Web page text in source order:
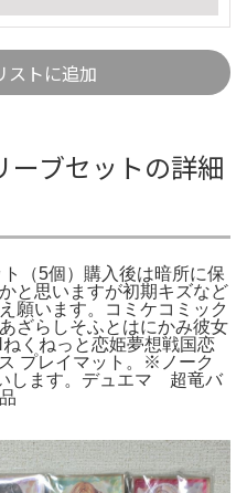
ストに追加
ーブセットの詳細
（5個）購入後は暗所に保
と思いますが初期キズなど
願います。コミケコミック
ざらしそふとはにかみ彼女
くねっと恋姫夢想戦国恋
プレイマット。※ノーク
します。デュエマ 超竜バ